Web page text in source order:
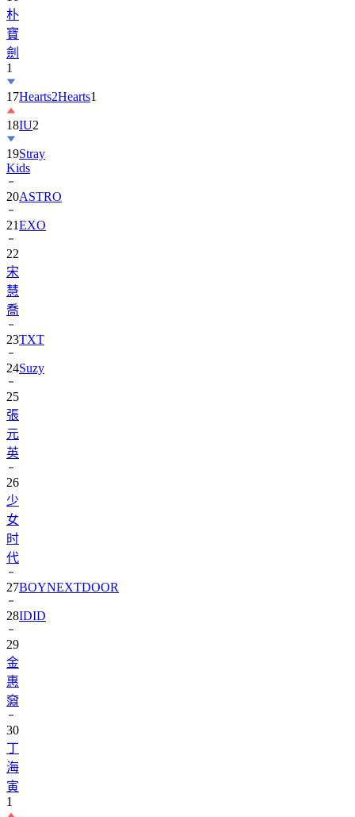
寶
劍
1
17
18IU2
19Stray
Kids
20ASTRO
21EXO
22
宋
慧
喬
23
24Suzy
25
張
元
英
26
少
女
时
代
27
28IDID
29
金
惠
奫
30
丁
海
寅
1
31